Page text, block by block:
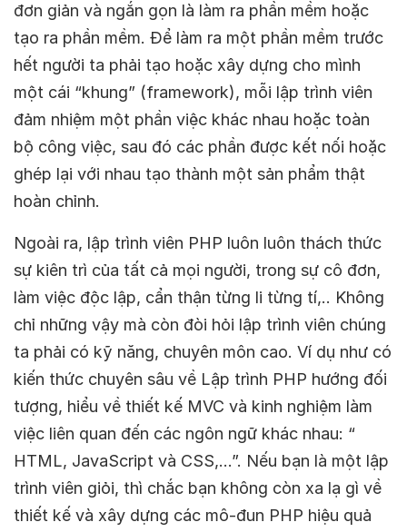
đơn giản và ngắn gọn là làm ra phần mềm hoặc
tạo ra phần mềm. Để làm ra một phần mềm trước
hết người ta phải tạo hoặc xây dựng cho mình
một cái “khung” (framework), mỗi lập trình viên
đảm nhiệm một phần việc khác nhau hoặc toàn
bộ công việc, sau đó các phần được kết nối hoặc
ghép lại với nhau tạo thành một sản phẩm thật
hoàn chỉnh.
Ngoài ra, lập trình viên PHP luôn luôn thách thức
sự kiên trì của tất cả mọi người, trong sự cô đơn,
làm việc độc lập, cẩn thận từng li từng tí,.. Không
chỉ những vậy mà còn đòi hỏi lập trình viên chúng
ta phải có kỹ năng, chuyên môn cao. Ví dụ như có
kiến thức chuyên sâu về Lập trình PHP hướng đối
tượng, hiểu về thiết kế MVC và kinh nghiệm làm
việc liên quan đến các ngôn ngữ khác nhau: “
HTML, JavaScript và CSS,…”. Nếu bạn là một lập
trình viên giỏi, thì chắc bạn không còn xa lạ gì về
thiết kế và xây dựng các mô-đun PHP hiệu quả